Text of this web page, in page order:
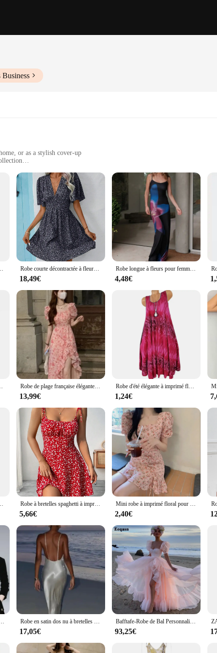
or as a stylish cover-up
to cater to different body types
piece that combines the charm of floral prints with the comfort of
a variety of scenarios. Whether you're lounging at home, attending a
The floral print adds a touch of freshness and natural beauty to
ensures a comfortable fit, while the wholesale availability makes it an
make it easy for customers to choose a matching ensemble, ensuring a
it's a statement of elegance and comfort that speaks to the modern
sexy, club de fête d'anniversaire, été, Y2K Robe courte décontractée à fleurs pour femmes, robe mi-longue A-Line, élégante, vintage, mode féminine, été, 2024
18,49€
Robe longue à fleurs pour femmes, bretelles spaghetti, imprimé floral, camisole, maxi, dos nu, batterie, Boho, robe d'été, Y2K
4,48€
ronde élégante, vêtements d'été, 2020 Robe de plage française élégante à manches courtes, robe mi-longue florale, une pièce
13,99€
Robe d'été élégante à imprimé floral pour femmes, col rond, en fibre plissée
1,24€
plage, streetwear, vêtements esthétiques, été Robe à bretelles spaghetti à imprimé floral, robe élégante à bretelles froncées et nouées, style vacances, dos nu, printemps et été, pour femmes
5,66€
Mini robe à imprimé floral pour femmes, manches bouffantes, taille haute, col carré, ficelle, mode, femme douce, élégante, été
2,40€
silhouette lisse, à la mode, robe amincissante élégante, lancement diversifié Robe en satin dos nu à bretelles spaghetti pour femmes, robes longues en fibre blanche, robes de plage sexy pour femmes, printemps, été, 2025
17,05€
Bafftafe-Robe de Bal Personnalisée en Organza pour Femme, Tenue de Princesse Formelle à Manches Courtes Bouffantes et Volants, avec Fente Latérale
93,25€